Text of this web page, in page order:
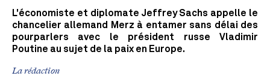
L'économiste et diplomate Jeffrey Sachs appelle le
chancelier allemand Merz à entamer sans délai des
pourparlers avec le président russe Vladimir
Poutine au sujet de la paix en Europe.
La rédaction